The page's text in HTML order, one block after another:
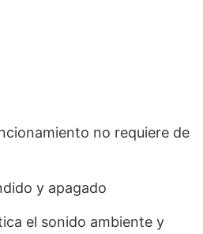
no requiere de
y apagado
el sonido ambiente y